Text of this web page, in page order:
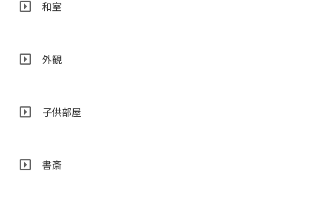
和室
外観
子供部屋
書斎